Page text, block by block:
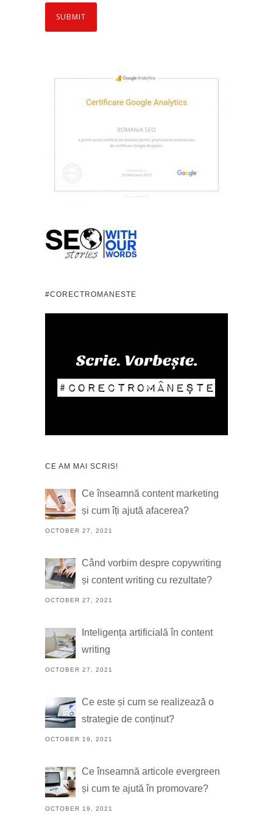
#CORECTROMANESTE
CE AM MAI SCRIS!
Ce înseamnă content marketing
și cum îți ajută afacerea?
OCTOBER 27, 2021
Când vorbim despre copywriting
și content writing cu rezultate?
OCTOBER 27, 2021
Inteligența artificială în content
writing
OCTOBER 27, 2021
Ce este și cum se realizează o
strategie de conținut?
OCTOBER 19, 2021
Ce înseamnă articole evergreen
și cum te ajută în promovare?
OCTOBER 19, 2021